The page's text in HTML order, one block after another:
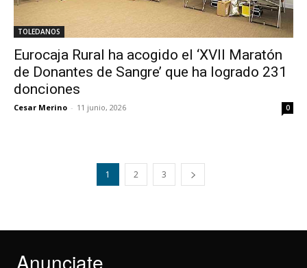
TOLEDANOS
Eurocaja Rural ha acogido el ‘XVII Maratón
de Donantes de Sangre’ que ha logrado 231
donciones
Cesar Merino - 11 junio, 2026 0
1 2 3
Anunciate